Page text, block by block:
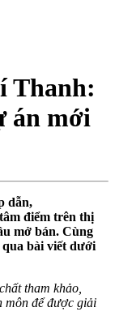
Thanh:
án mới
dẫn,
điểm trên thị
mở bán. Cùng
bài viết dưới
tham khảo,
môn để được giải